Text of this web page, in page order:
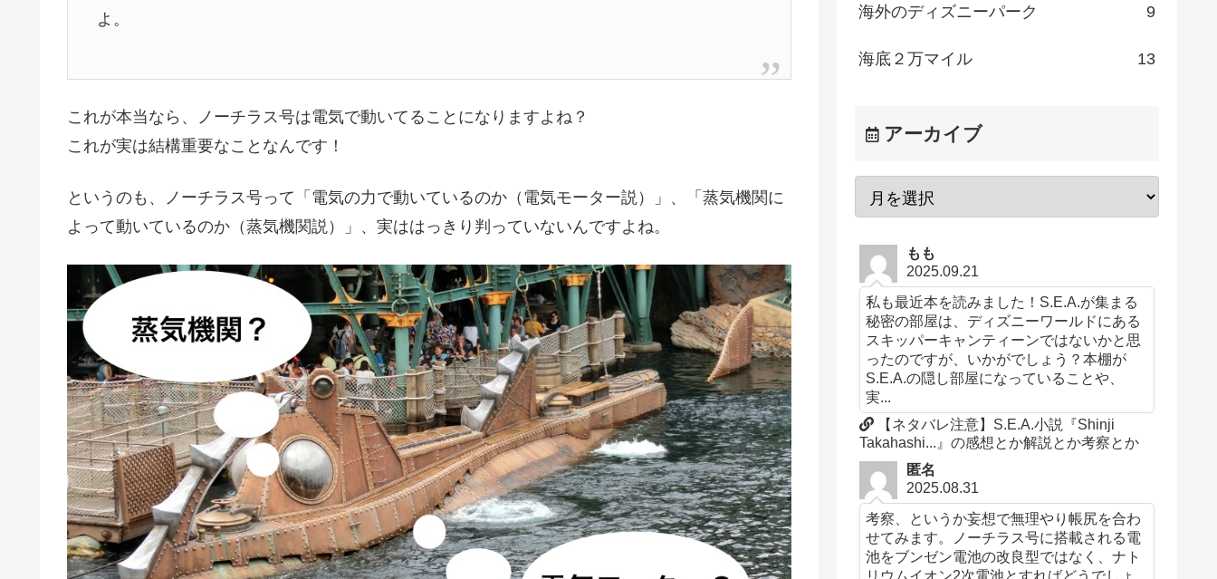
よ。
これが本当なら、ノーチラス号は電気で動いてることになりますよね？
これが実は結構重要なことなんです！
というのも、ノーチラス号って「電気の力で動いているのか（電気モーター説）」、「蒸気機関に
よって動いているのか（蒸気機関説）」、実ははっきり判っていないんですよね。
海外のディズニーパーク 9
海底２万マイル 13
アーカイブ
もも
2025.09.21
私も最近本を読みました！S.E.A.が集まる
秘密の部屋は、ディズニーワールドにある
スキッパーキャンティーンではないかと思
ったのですが、いかがでしょう？本棚が
S.E.A.の隠し部屋になっていることや、
実...
【ネタバレ注意】S.E.A.小説『Shinji
Takahashi...』の感想とか解説とか考察とか
匿名
2025.08.31
考察、というか妄想で無理やり帳尻を合わ
せてみます。ノーチラス号に搭載される電
池をブンゼン電池の改良型ではなく、ナト
リウムイオン2次電池とすればどうでしょ